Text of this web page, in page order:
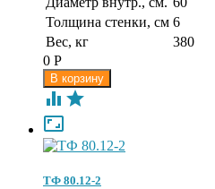
Толщина стенки, см 6
Вес, кг
380
0 Р
 

ТФ 80.12-2